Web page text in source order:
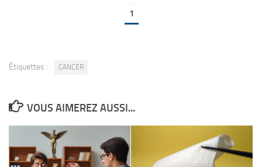
1
Étiquettes : CANCER
VOUS AIMEREZ AUSSI...